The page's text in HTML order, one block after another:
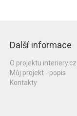
Další informace
O projektu interiery.cz
Můj projekt - popis
Kontakty